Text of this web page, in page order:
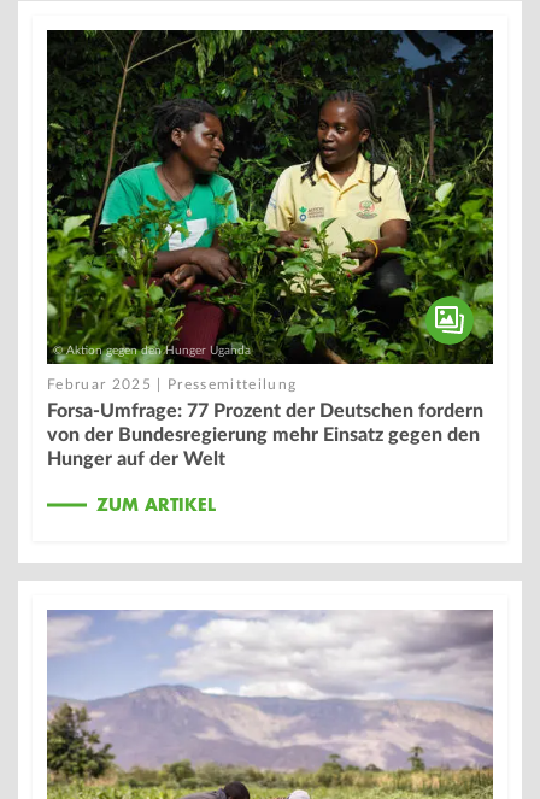
© Aktion gegen den Hunger Uganda
Februar 2025 | Pressemitteilung
Forsa-Umfrage: 77 Prozent der Deutschen fordern
von der Bundesregierung mehr Einsatz gegen den
Hunger auf der Welt
ZUM ARTIKEL